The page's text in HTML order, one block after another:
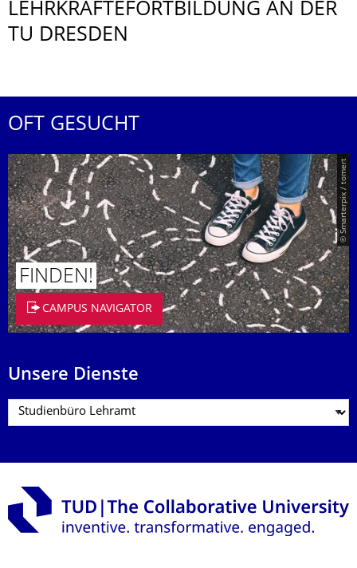
LEHRKRÄFTEFORT­BILDUNG AN DER
TU DRESDEN
OFT GESUCHT
© Smarterpix / tomert
FINDEN!
CAMPUS NAVIGATOR
Unsere Dienste